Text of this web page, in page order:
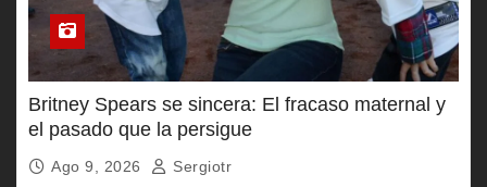
Britney Spears se sincera: El fracaso maternal y
el pasado que la persigue
Ago 9, 2026 Sergiotr